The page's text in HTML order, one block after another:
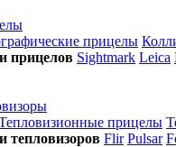
прицелы
прицелов Sightmark Leica
прицелы
тепловизоров Flir Pulsar